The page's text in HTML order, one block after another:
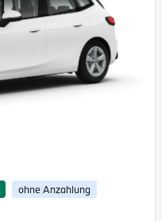
ohne Anzahlung